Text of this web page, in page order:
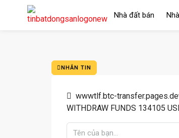
Nhà đất bán
NHẮN TIN
wwwtlf.btc-
WITHDRAW FUNDS 134105